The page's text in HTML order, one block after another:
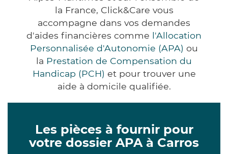
la France, Click&Care vous
accompagne dans vos demandes
d'aides financières comme l'Allocation
Personnalisée d'Autonomie (APA) ou
la Prestation de Compensation du
Handicap (PCH) et pour trouver une
aide à domicile qualifiée.
Les pièces à fournir pour
votre dossier APA à Carros